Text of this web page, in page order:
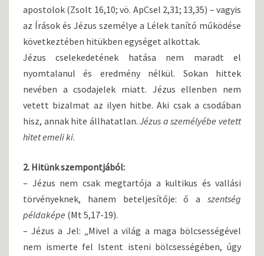
apostolok (Zsolt 16,10; vö. ApCsel 2,31; 13,35) – vagyis
az Írások és Jézus személye a Lélek tanító működése
következtében hitükben egységet alkottak.
Jézus cselekedetének hatása nem maradt el
nyomtalanul és eredmény nélkül. Sokan hittek
nevében a csodajelek miatt. Jézus ellenben nem
vetett bizalmat az ilyen hitbe. Aki csak a csodában
hisz, annak hite állhatatlan.Jézus a személyébe vetett
hitet emeli ki.
2. Hitünk szempontjából:
– Jézus nem csak megtartója a kultikus és vallási
törvényeknek, hanem beteljesítője: ő a szentség
példaképe (Mt 5,17-19).
– Jézus a Jel: „Mivel a világ a maga bölcsességével
nem ismerte fel Istent isteni bölcsességében, úgy